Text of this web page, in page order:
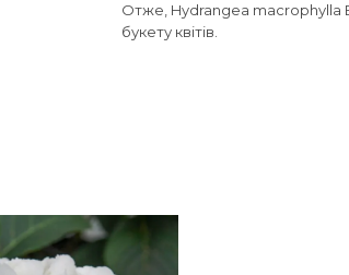
Отже, Hydrangea macrophylla
букету квітів.